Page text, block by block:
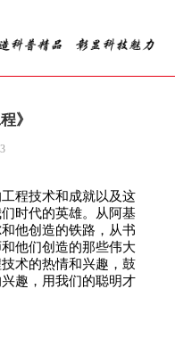
》
程技术和成就以及这
时代的英雄。从阿基
他创造的铁路，从书
他们创造的那些伟大
术的热情和兴趣，鼓
趣，用我们的聪明才